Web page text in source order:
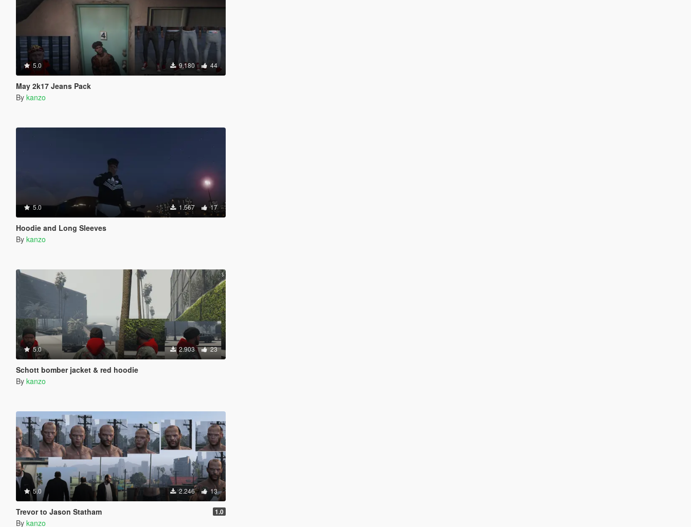
5.0 9.180 44
May 2k17 Jeans Pack
By kanzo
5.0 1.567 17
Hoodie and Long Sleeves
By kanzo
5.0 2.903 23
Schott bomber jacket & red hoodie
By kanzo
5.0 2.246 13
Trevor to Jason Statham 1.0
By kanzo